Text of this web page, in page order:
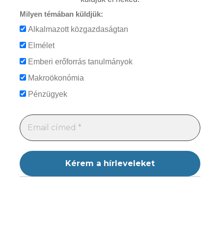
Milyen témában küldjük:
Alkalmazott közgazdaságtan
Elmélet
Emberi erőforrás tanulmányok
Makroökonómia
Pénzügyek